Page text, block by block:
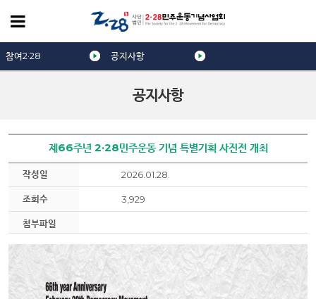
공지사항
참여2·28 공지사항
제66주년 2·28민주운동 기념 특별기획 사진전 개최
작성일 2026.01.28.
조회수 3,929
첨부파일